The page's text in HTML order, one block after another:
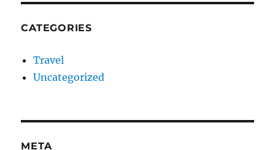
CATEGORIES
Travel
Uncategorized
META